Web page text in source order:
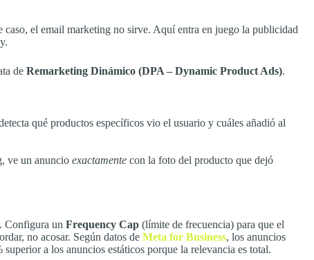
caso, el email marketing no sirve. Aquí entra en juego la publicidad
de Remarketing Dinámico (DPA – Dynamic Product Ads).
qué productos específicos vio el usuario y cuáles añadió al
ve un anuncio exactamente con la foto del producto que dejó
Configura un Frequency Cap (límite de frecuencia) para que el
no acosar. Según datos de Meta for Business, los anuncios
a los anuncios estáticos porque la relevancia es total.